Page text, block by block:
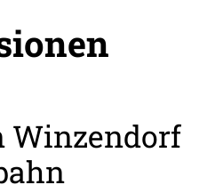
Winzendorf